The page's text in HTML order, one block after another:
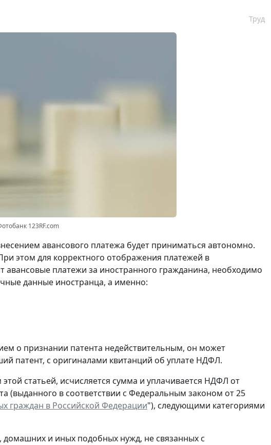
Труд
123RF.com
авансового платежа будет приниматься автономно.
этом для корректного отображения платежей в
платежи за иностранного гражданина, необходимо
данные иностранца, а именно:
о признании патента недействительным, он может
патент, с оригиналами квитанций об уплате НДФЛ.
статьей, исчисляется сумма и уплачивается НДФЛ от
(выданного в соответствии с Федеральным законом от 25
граждан в Российской Федерации"), следующими категориями
и иных подобных нужд, не связанных с